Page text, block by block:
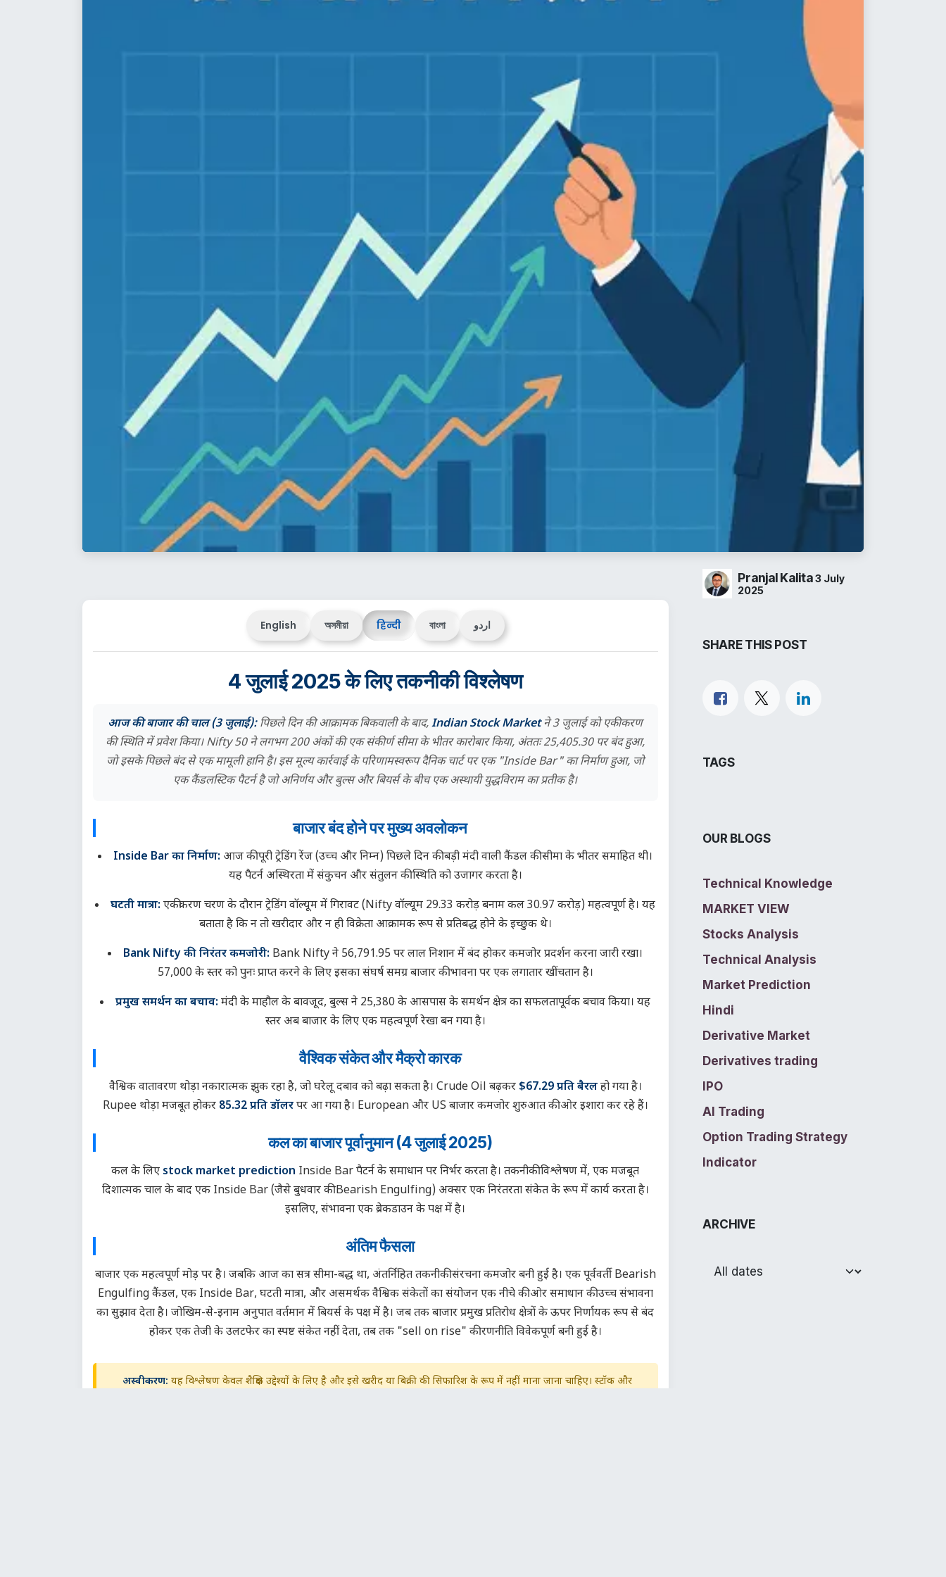
English অসমীয়া हिन्दी বাংলা اردو
4 जुलाई 2025 के लिए तकनीकी विश्लेषण
आज की बाजार की चाल (3 जुलाई):पिछले दिन की आक्रामक बिकवाली के बाद,Indian Stock Marketने 3 जुलाई को एकीकरण
की स्थिति में प्रवेश किया। Nifty 50 ने लगभग 200 अंकों की एक संकीर्ण सीमा के भीतर कारोबार किया, अंततः 25,405.30 पर बंद हुआ,
जो इसके पिछले बंद से एक मामूली हानि है। इस मूल्य कार्रवाई के परिणामस्वरूप दैनिक चार्ट पर एक "Inside Bar" का निर्माण हुआ, जो
एक कैंडलस्टिक पैटर्न है जो अनिर्णय और बुल्स और बियर्स के बीच एक अस्थायी युद्धविराम का प्रतीक है।
बाजार बंद होने पर मुख्य अवलोकन
Inside Bar का निर्माण: आज की पूरी ट्रेडिंग रेंज (उच्च और निम्न) पिछले दिन की बड़ी मंदी वाली कैंडल की सीमा के भीतर समाहित थी।
यह पैटर्न अस्थिरता में संकुचन और संतुलन की स्थिति को उजागर करता है।
घटती मात्रा: एकीकरण चरण के दौरान ट्रेडिंग वॉल्यूम में गिरावट (Nifty वॉल्यूम 29.33 करोड़ बनाम कल 30.97 करोड़) महत्वपूर्ण है। यह
बताता है कि न तो खरीदार और न ही विक्रेता आक्रामक रूप से प्रतिबद्ध होने के इच्छुक थे।
Bank Nifty की निरंतर कमजोरी: Bank Nifty ने 56,791.95 पर लाल निशान में बंद होकर कमजोर प्रदर्शन करना जारी रखा।
57,000 के स्तर को पुनः प्राप्त करने के लिए इसका संघर्ष समग्र बाजार की भावना पर एक लगातार खींचतान है।
प्रमुख समर्थन का बचाव: मंदी के माहौल के बावजूद, बुल्स ने 25,380 के आसपास के समर्थन क्षेत्र का सफलतापूर्वक बचाव किया। यह
स्तर अब बाजार के लिए एक महत्वपूर्ण रेखा बन गया है।
वैश्विक संकेत और मैक्रो कारक
वैश्विक वातावरण थोड़ा नकारात्मक झुक रहा है, जो घरेलू दबाव को बढ़ा सकता है। Crude Oil बढ़कर $67.29 प्रति बैरलहो गया है।
Rupee थोड़ा मजबूत होकर 85.32 प्रति डॉलरपर आ गया है। European और US बाजार कमजोर शुरुआत की ओर इशारा कर रहे हैं।
कल का बाजार पूर्वानुमान (4 जुलाई 2025)
कल के लिए stock market prediction Inside Bar पैटर्न के समाधान पर निर्भर करता है। तकनीकी विश्लेषण में, एक मजबूत
दिशात्मक चाल के बाद एक Inside Bar (जैसे बुधवार की Bearish Engulfing) अक्सर एक निरंतरता संकेत के रूप में कार्य करता है।
इसलिए, संभावना एक ब्रेकडाउन के पक्ष में है।
अंतिम फैसला
बाजार एक महत्वपूर्ण मोड़ पर है। जबकि आज का सत्र सीमा-बद्ध था, अंतर्निहित तकनीकी संरचना कमजोर बनी हुई है। एक पूर्ववर्ती Bearish
Engulfing कैंडल, एक Inside Bar, घटती मात्रा, और असमर्थक वैश्विक संकेतों का संयोजन एक नीचे की ओर समाधान की उच्च संभावना
का सुझाव देता है। जोखिम-से-इनाम अनुपात वर्तमान में बियर्स के पक्ष में है। जब तक बाजार प्रमुख प्रतिरोध क्षेत्रों के ऊपर निर्णायक रूप से बंद
होकर एक तेजी के उलटफेर का स्पष्ट संकेत नहीं देता, तब तक "sell on rise" की रणनीति विवेकपूर्ण बनी हुई है।
अस्वीकरण: यह विश्लेषण केवल शैक्षिक उद्देश्यों के लिए है और इसे खरीद या बिक्री की सिफारिश के रूप में नहीं माना जाना चाहिए। स्टॉक और
Pranjal Kalita3 July
2025
SHARE THIS POST
TAGS
OUR BLOGS
Technical Knowledge
MARKET VIEW
Stocks Analysis
Technical Analysis
Market Prediction
Hindi
Derivative Market
Derivatives trading
IPO
AI Trading
Option Trading Strategy
Indicator
ARCHIVE